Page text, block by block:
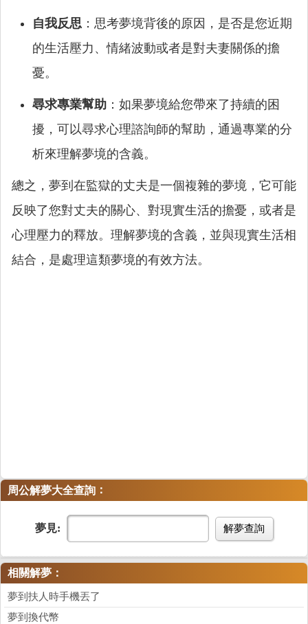
自我反思 ：思考夢境背後的原因，是否是您近期
的生活壓力、情緒波動或者是對夫妻關係的擔
憂。
尋求專業幫助 ：如果夢境給您帶來了持續的困
擾，可以尋求心理諮詢師的幫助，通過專業的分
析來理解夢境的含義。
總之，夢到在監獄的丈夫是一個複雜的夢境，它可能
反映了您對丈夫的關心、對現實生活的擔憂，或者是
心理壓力的釋放。理解夢境的含義，並與現實生活相
結合，是處理這類夢境的有效方法。
周公解夢大全查詢 ：
夢見: 解夢查詢
相關解夢：
夢到扶人時手機丟了
夢到換代幣